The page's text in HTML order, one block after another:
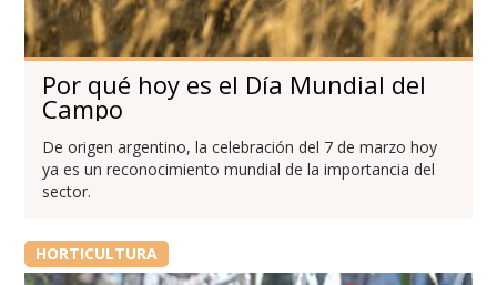
Por qué hoy es el Día Mundial del
Campo
De origen argentino, la celebración del 7 de marzo hoy
ya es un reconocimiento mundial de la importancia del
sector.
HORTICULTURA